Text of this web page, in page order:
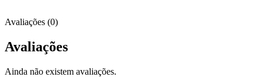
Avaliações (0)
Avaliações
Ainda não existem avaliações.